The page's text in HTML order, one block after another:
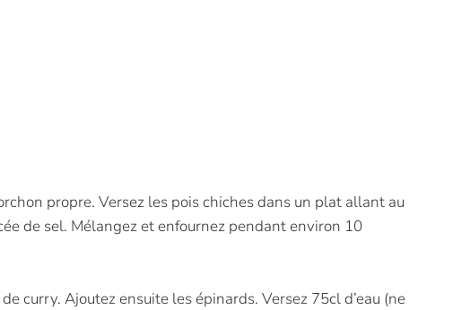
propre. Versez les pois chiches dans un plat allant au
de sel. Mélangez et enfournez pendant environ 10
curry. Ajoutez ensuite les épinards. Versez 75cl d’eau (ne